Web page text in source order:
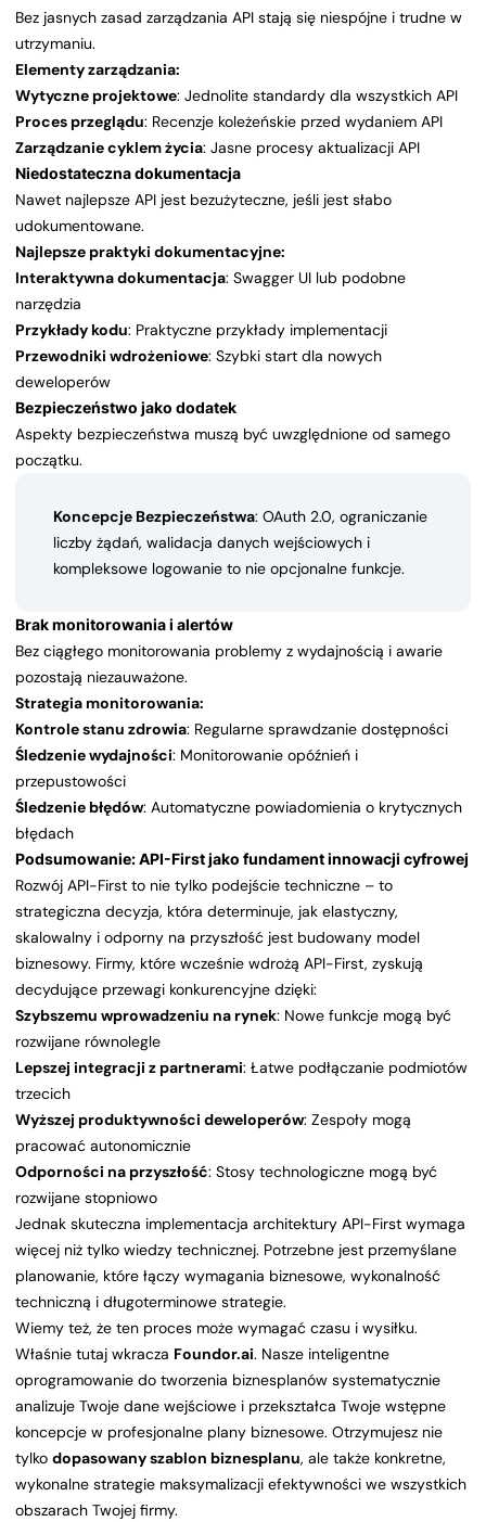
Bez jasnych zasad zarządzania API stają się niespójne i trudne w
utrzymaniu.
Elementy zarządzania:
Wytyczne projektowe: Jednolite standardy dla wszystkich API
Proces przeglądu: Recenzje koleżeńskie przed wydaniem API
Zarządzanie cyklem życia: Jasne procesy aktualizacji API
Niedostateczna dokumentacja
Nawet najlepsze API jest bezużyteczne, jeśli jest słabo
udokumentowane.
Najlepsze praktyki dokumentacyjne:
Interaktywna dokumentacja: Swagger UI lub podobne
narzędzia
Przykłady kodu: Praktyczne przykłady implementacji
Przewodniki wdrożeniowe: Szybki start dla nowych
deweloperów
Bezpieczeństwo jako dodatek
Aspekty bezpieczeństwa muszą być uwzględnione od samego
początku.
Koncepcje Bezpieczeństwa: OAuth 2.0, ograniczanie
liczby żądań, walidacja danych wejściowych i
kompleksowe logowanie to nie opcjonalne funkcje.
Brak monitorowania i alertów
Bez ciągłego monitorowania problemy z wydajnością i awarie
pozostają niezauważone.
Strategia monitorowania:
Kontrole stanu zdrowia: Regularne sprawdzanie dostępności
Śledzenie wydajności: Monitorowanie opóźnień i
przepustowości
Śledzenie błędów: Automatyczne powiadomienia o krytycznych
błędach
Podsumowanie: API-First jako fundament innowacji cyfrowej
Rozwój API-First to nie tylko podejście techniczne – to
strategiczna decyzja, która determinuje, jak elastyczny,
skalowalny i odporny na przyszłość jest budowany model
biznesowy. Firmy, które wcześnie wdrożą API-First, zyskują
decydujące przewagi konkurencyjne dzięki:
Szybszemu wprowadzeniu na rynek: Nowe funkcje mogą być
rozwijane równolegle
Lepszej integracji z partnerami: Łatwe podłączanie podmiotów
trzecich
Wyższej produktywności deweloperów: Zespoły mogą
pracować autonomicznie
Odporności na przyszłość: Stosy technologiczne mogą być
rozwijane stopniowo
Jednak skuteczna implementacja architektury API-First wymaga
więcej niż tylko wiedzy technicznej. Potrzebne jest przemyślane
planowanie, które łączy wymagania biznesowe, wykonalność
techniczną i długoterminowe strategie.
Wiemy też, że ten proces może wymagać czasu i wysiłku.
Właśnie tutaj wkracza Foundor.ai. Nasze inteligentne
oprogramowanie do tworzenia biznesplanów systematycznie
analizuje Twoje dane wejściowe i przekształca Twoje wstępne
koncepcje w profesjonalne plany biznesowe. Otrzymujesz nie
tylko dopasowany szablon biznesplanu, ale także konkretne,
wykonalne strategie maksymalizacji efektywności we wszystkich
obszarach Twojej firmy.